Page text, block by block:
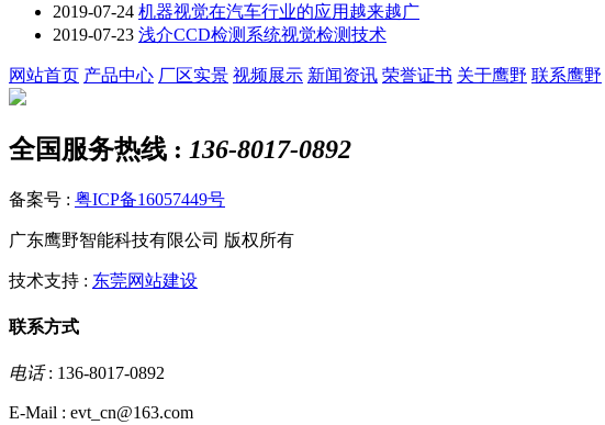
2019-07-24 机器视觉在汽车行业的应用越来越广
2019-07-23 浅介CCD检测系统视觉检测技术
网站首页 产品中心 厂区实景 视频展示 新闻资讯 荣誉证书 关于鹰野 联系鹰野
全国服务热线 : 136-8017-0892
备案号 : 粤ICP备16057449号
广东鹰野智能科技有限公司 版权所有
技术支持 : 东莞网站建设
联系方式
电话: 136-8017-0892
E-Mail : evt_cn@163.com